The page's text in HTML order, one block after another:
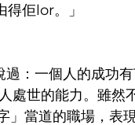
佢lor。」
：一個人的成功
處世的能力。雖然
」當道的職場，表